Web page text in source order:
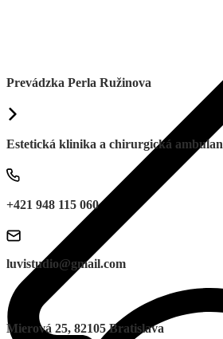
Prevádzka Perla Ružinova
Estetická klinika a chirurgická
+421 948 115 060
luvistudio@gmail.com
Mierová 25, 82105 Bratislava